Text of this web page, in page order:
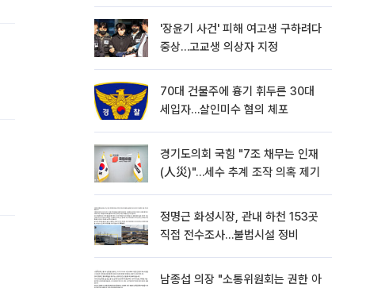
'장윤기 사건' 피해 여고생 구하려다
중상…고교생 의상자 지정
70대 건물주에 흉기 휘두른 30대
세입자…살인미수 혐의 체포
경기도의회 국힘 "7조 채무는 인재
(人災)"…세수 추계 조작 의혹 제기
정명근 화성시장, 관내 하천 153곳
직접 전수조사…불법시설 정비
남종섭 의장 "소통위원회는 권한 아